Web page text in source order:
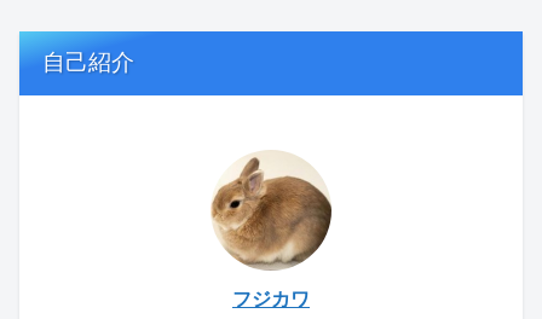
自己紹介
フジカワ